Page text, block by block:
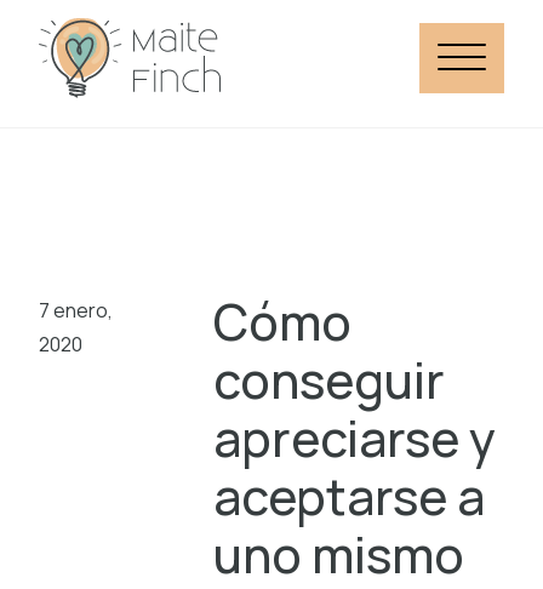
7 enero,
2020
Cómo
conseguir
apreciarse y
aceptarse a
uno mismo